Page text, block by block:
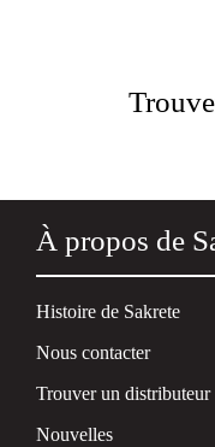
À propos de
Histoire de Sakrete
Nous contacter
Trouver un distributeur
Nouvelles